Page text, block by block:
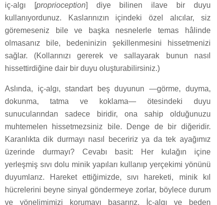
iç-algı [proprioception] diye bilinen ilave bir duyu
kullanıyordunuz. Kaslarınızın içindeki özel alıcılar, siz
göremeseniz bile ve başka nesnelerle temas hâlinde
olmasanız bile, bedeninizin şekillenmesini hissetmenizi
sağlar. (Kollarınızı gererek ve sallayarak bunun nasıl
hissettirdiğine dair bir duyu oluşturabilirsiniz.)
Aslında, iç-algı, standart beş duyunun —görme, duyma,
dokunma, tatma ve koklama— ötesindeki duyu
sunucularından sadece biridir, ona sahip olduğunuzu
muhtemelen hissetmezsiniz bile. Denge de bir diğeridir.
Karanlıkta dik durmayı nasıl beceririz ya da tek ayağımız
üzerinde durmayı? Cevabı basit: Her kulağın içine
yerleşmiş sıvı dolu minik yapıları kullanıp yerçekimi yönünü
duyumlarız. Hareket ettiğimizde, sıvı hareketi, minik kıl
hücrelerini beyne sinyal göndermeye zorlar, böylece durum
ve yönelimimizi korumayı başarırız. İç-algı ve beden